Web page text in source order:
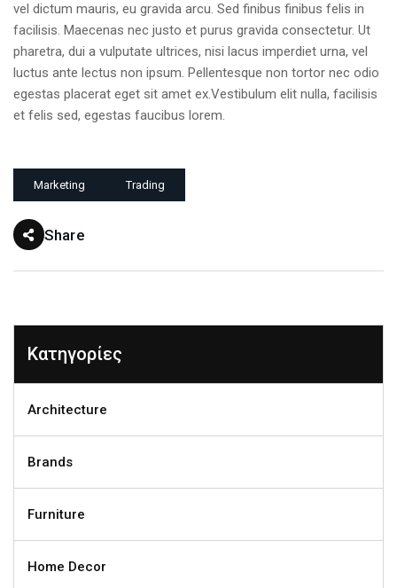
vel dictum mauris, eu gravida arcu. Sed finibus finibus felis in
facilisis. Maecenas nec justo et purus gravida consectetur. Ut
pharetra, dui a vulputate ultrices, nisi lacus imperdiet urna, vel
luctus ante lectus non ipsum. Pellentesque non tortor nec odio
egestas placerat eget sit amet ex.Vestibulum elit nulla, facilisis
et felis sed, egestas faucibus lorem.
Marketing Trading
Share
Κατηγορίες
Architecture
Brands
Furniture
Home Decor